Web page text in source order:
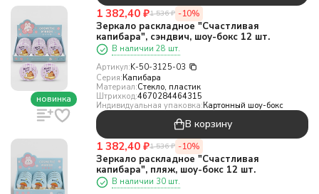
новинка
1 382,40 ₽1 536 ₽ -10%
Зеркало раскладное "Счастливая
капибара", сэндвич, шоу-бокс 12 шт.
В наличии 28 шт.
Артикул:K-50-3125-03
Серия:Капибара
Материал:Стекло, пластик
Штрихкод:4670284464315
Индивидуальная упаковка:Картонный шоу-бокс
В корзину
1 382,40 ₽1 536 ₽ -10%
Зеркало раскладное "Счастливая
капибара", пляж, шоу-бокс 12 шт.
В наличии 30 шт.